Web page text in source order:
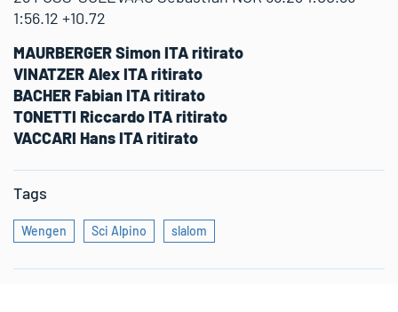
1:56.12 +10.72
MAURBERGER Simon ITA ritirato
VINATZER Alex ITA ritirato
BACHER Fabian ITA ritirato
TONETTI Riccardo ITA ritirato
VACCARI Hans ITA ritirato
Tags
Wengen Sci Alpino slalom